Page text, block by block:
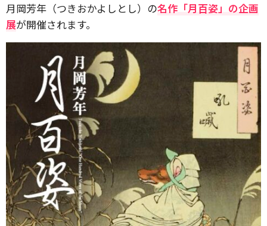
月岡芳年（つきおかよしとし）の名作「月百姿」の企画
展が開催されます。